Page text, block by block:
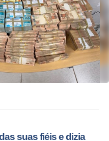
suas fiéis e dizia